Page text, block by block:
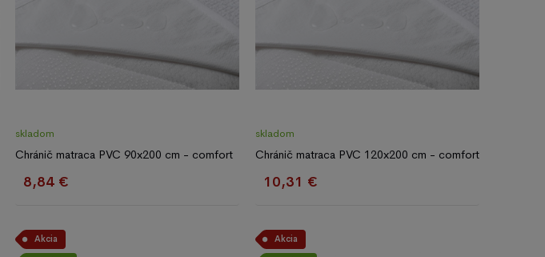
skladom
Chránič matraca PVC 90x200 cm - comfort
8,84 €
skladom
Chránič matraca PVC 120x200 cm - comfort
10,31 €
Akcia Akcia